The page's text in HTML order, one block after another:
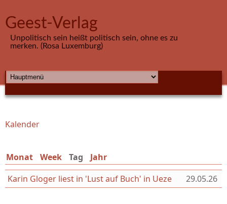
Geest-Verlag
Unpolitisch sein heißt politisch sein, ohne es zu
merken. (Rosa Luxemburg)
HAUPTMENÜ
Sie sind hier
Kalender
Monat Week Tag (aktiver Reiter)
Jahr
Karin Gloger liest in 'Lust auf Buch' in Ueze
29.05.26